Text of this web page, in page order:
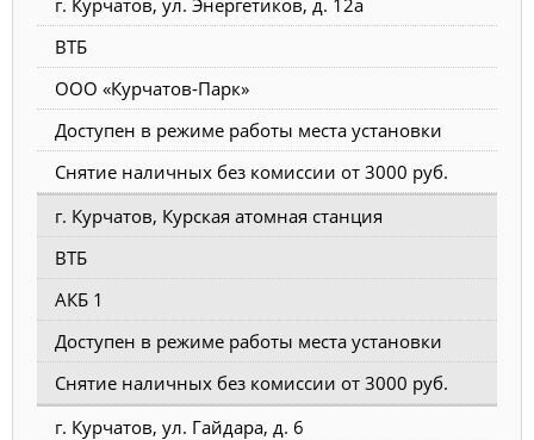
ВТБ
ООО «Курчатов-Парк»
Доступен в режиме работы места установки
Снятие наличных без комиссии от 3000 руб.
г. Курчатов, Курская атомная станция
ВТБ
АКБ 1
Доступен в режиме работы места установки
Снятие наличных без комиссии от 3000 руб.
г. Курчатов, ул. Гайдара, д. 6